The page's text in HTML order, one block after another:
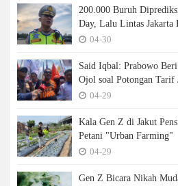
200.000 Buruh
Day, Lalu Lintas Jakarta
04-30
Said Iqbal: Prabowo
Ojol soal Potongan Tarif
04-29
Kala Gen Z di Jakut
Petani "Urban Farming"
04-29
Gen Z Bicara Nikah